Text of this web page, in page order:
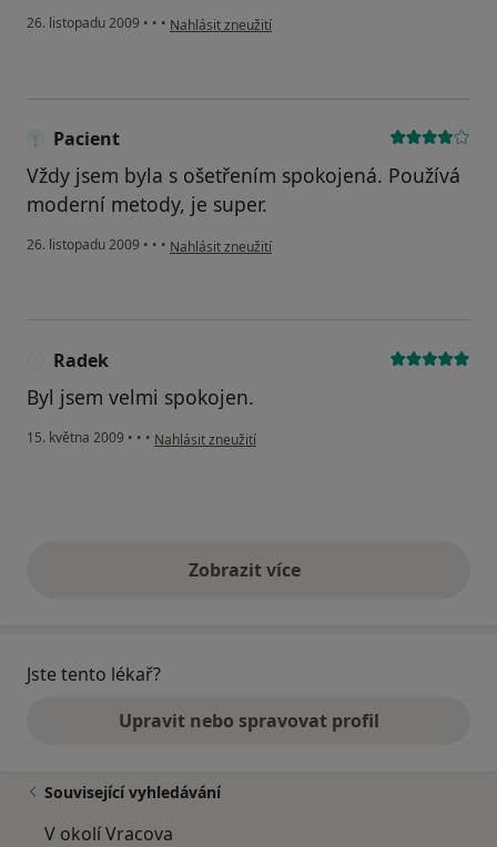
26. listopadu 2009 • • • podle názoru uživatele Pacient
Nahlásit zneužití
Pacient
Vždy jsem byla s ošetřením spokojená. Používá
moderní metody, je super.
26. listopadu 2009 • • • podle názoru uživatele Pacient
Nahlásit zneužití
Radek
Byl jsem velmi spokojen.
15. května 2009 • • • podle názoru uživatele Radek
Nahlásit zneužití
Zobrazit vícevýše uvedené názory
Jste tento lékař?
Upravit nebo spravovat profil
Související vyhledávání
V okolí Vracova